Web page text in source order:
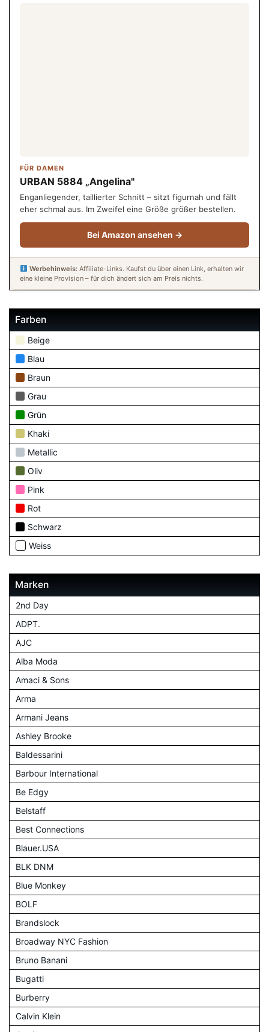
FÜR DAMEN
URBAN 5884 „Angelina"
Enganliegender, taillierter Schnitt – sitzt figurnah und fällt
eher schmal aus. Im Zweifel eine Größe größer bestellen.
Bei Amazon ansehen →
Werbehinweis:Affiliate-Links. Kaufst du über einen Link, erhalten wir
eine kleine Provision – für dich ändert sich am Preis nichts.
Farben
Beige
Blau
Braun
Grau
Grün
Khaki
Metallic
Oliv
Pink
Rot
Schwarz
Weiss
Marken
2nd Day
ADPT.
AJC
Alba Moda
Amaci & Sons
Arma
Armani Jeans
Ashley Brooke
Baldessarini
Barbour International
Be Edgy
Belstaff
Best Connections
Blauer.USA
BLK DNM
Blue Monkey
BOLF
Brandslock
Broadway NYC Fashion
Bruno Banani
Bugatti
Burberry
Calvin Klein